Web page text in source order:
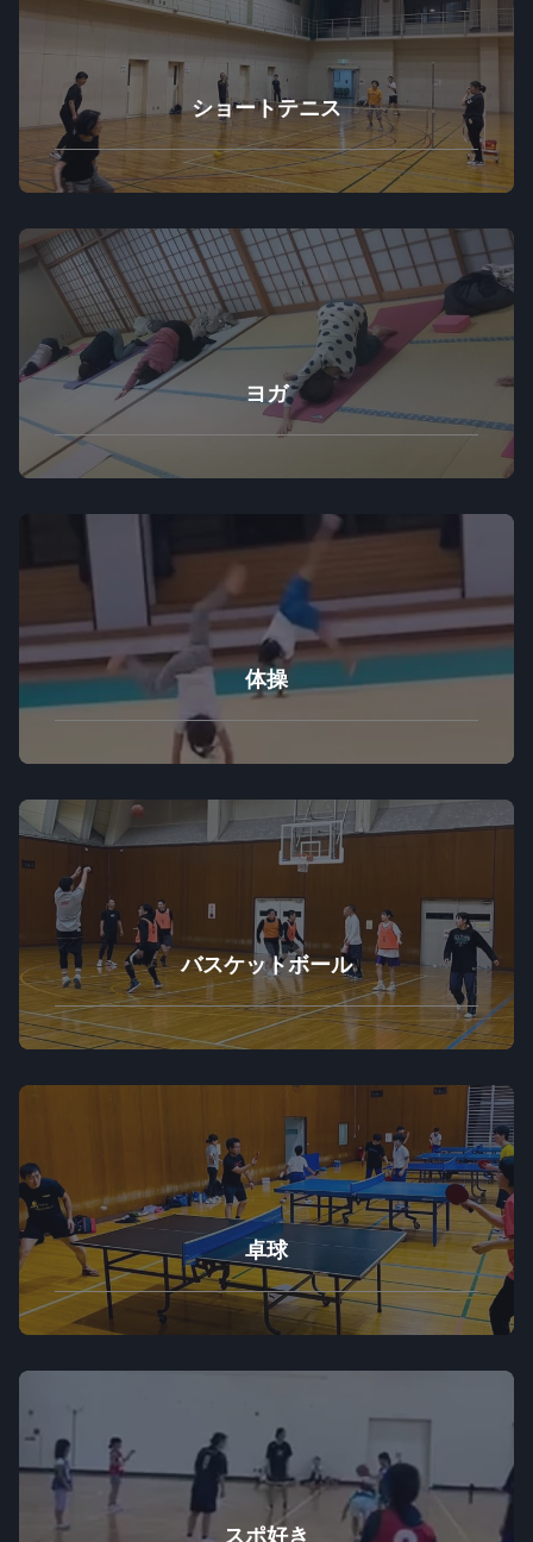
ショートテニス
ヨガ
体操
バスケットボール
卓球
スポ好き